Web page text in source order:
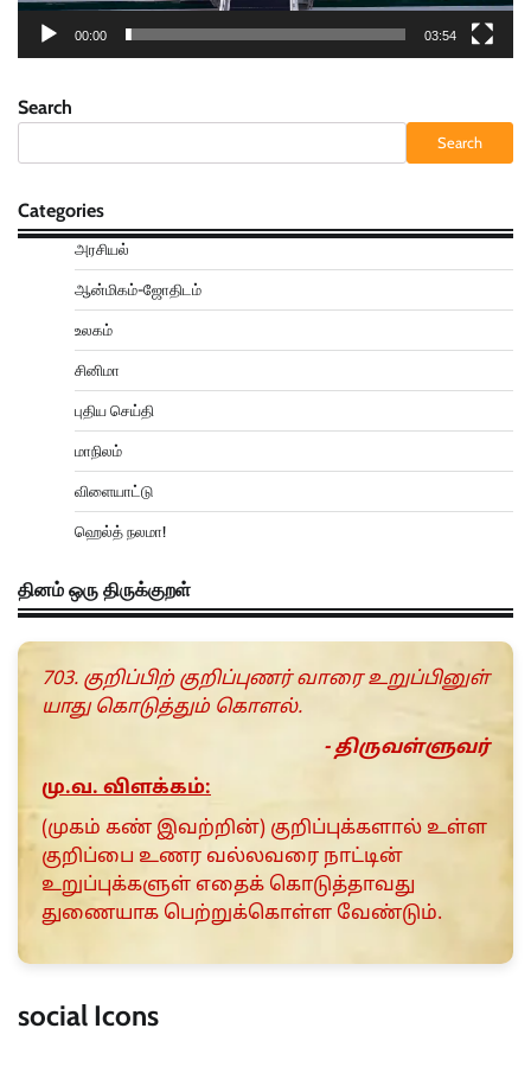
00:00 03:54
Search
Search
Categories
அரசியல்
ஆன்மிகம்-ஜோதிடம்
உலகம்
சினிமா
புதிய செய்தி
மாநிலம்
விளையாட்டு
ஹெல்த் நலமா!
தினம் ஒரு திருக்குறள்
703. குறிப்பிற் குறிப்புணர் வாரை உறுப்பினுள்
யாது கொடுத்தும் கொளல்.
- திருவள்ளுவர்
மு.வ. விளக்கம்:
(முகம் கண் இவற்றின்) குறிப்புக்களால் உள்ள
குறிப்பை உணர வல்லவரை நாட்டின்
உறுப்புக்களுள் எதைக் கொடுத்தாவது
துணையாக பெற்றுக்கொள்ள வேண்டும்.
social Icons